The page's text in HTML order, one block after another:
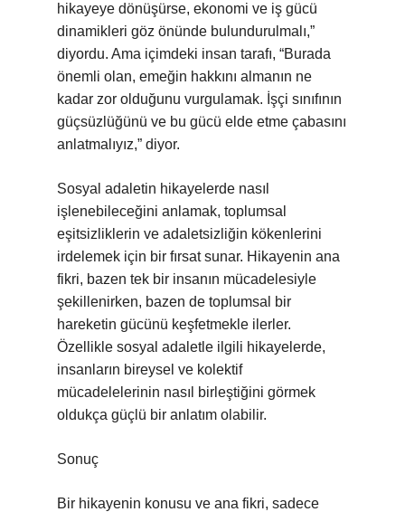
hikayeye dönüşürse, ekonomi ve iş gücü
dinamikleri göz önünde bulundurulmalı,”
diyordu. Ama içimdeki insan tarafı, “Burada
önemli olan, emeğin hakkını almanın ne
kadar zor olduğunu vurgulamak. İşçi sınıfının
güçsüzlüğünü ve bu gücü elde etme çabasını
anlatmalıyız,” diyor.
Sosyal adaletin hikayelerde nasıl
işlenebileceğini anlamak, toplumsal
eşitsizliklerin ve adaletsizliğin kökenlerini
irdelemek için bir fırsat sunar. Hikayenin ana
fikri, bazen tek bir insanın mücadelesiyle
şekillenirken, bazen de toplumsal bir
hareketin gücünü keşfetmekle ilerler.
Özellikle sosyal adaletle ilgili hikayelerde,
insanların bireysel ve kolektif
mücadelelerinin nasıl birleştiğini görmek
oldukça güçlü bir anlatım olabilir.
Sonuç
Bir hikayenin konusu ve ana fikri, sadece